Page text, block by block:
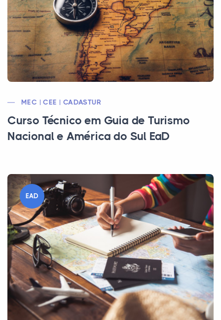
MEC | CEE | CADASTUR
Curso Técnico em Guia de Turismo
Nacional e América do Sul EaD
EAD